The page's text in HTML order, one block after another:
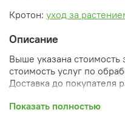
Кротон: уход за
Описание
Выше указана стоимость
стоимость услуг по
Доставка до покупателя
После оформления
Показать полностью